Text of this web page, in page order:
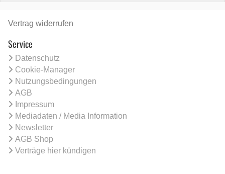
Vertrag widerrufen
Service
Datenschutz
Cookie-Manager
Nutzungsbedingungen
AGB
Impressum
Mediadaten / Media Information
Newsletter
AGB Shop
Verträge hier kündigen